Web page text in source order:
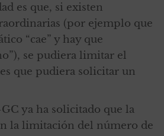
es que, si existen
(por ejemplo que
“cae” y hay que
se pudiera limitar el
que pudiera solicitar un
ya ha solicitado que la
la limitación del número de